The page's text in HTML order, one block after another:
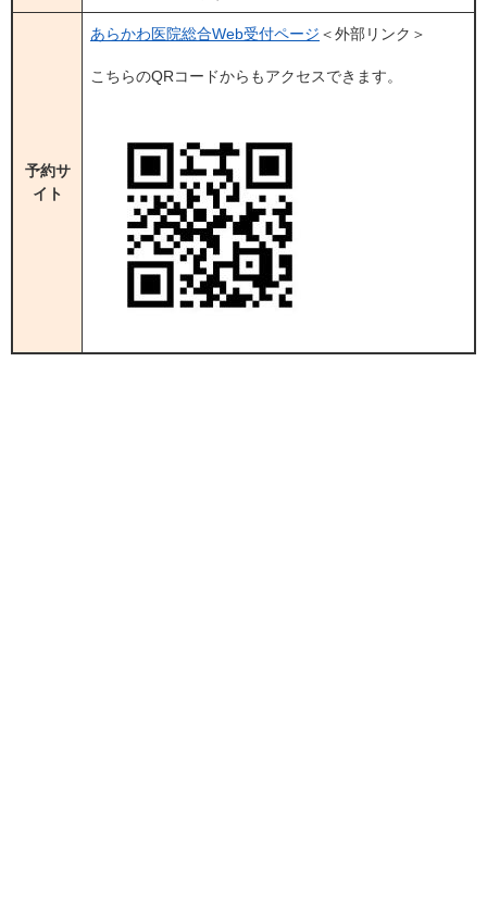
予約サ
イト
あらかわ医院総合Web受付ページ ＜外部リンク＞
こちらのQRコードからもアクセスできます。